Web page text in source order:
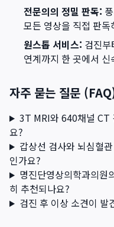
전문의의 정밀 판독:
모든 영상을 직접 판
원스톱 서비스: 검진
연계까지 한 곳에서
자주 묻는 질문
3T MRI와 640채널 CT
요?
갑상선 검사와 뇌심혈
인가요?
명진단영상의학과의원
히 추천되나요?
검진 후 이상 소견이 발